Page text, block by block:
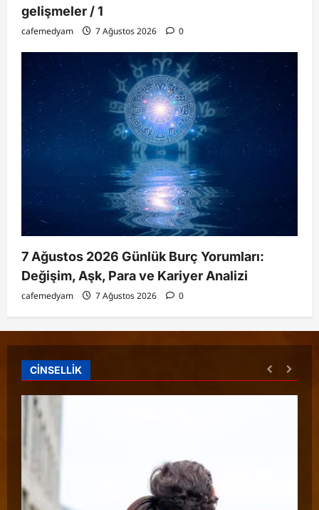
gelişmeler / 1
cafemedyam 7 Ağustos 2026 0
7 Ağustos 2026 Günlük Burç Yorumları:
Değişim, Aşk, Para ve Kariyer Analizi
cafemedyam 7 Ağustos 2026 0
CİNSELLİK